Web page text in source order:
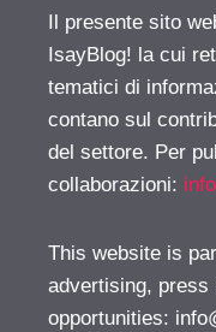
Il presente sito
IsayBlog! la cui
tematici di
contano sul
del settore. Per
collaborazioni:
This website is
advertising, press
opportunities: